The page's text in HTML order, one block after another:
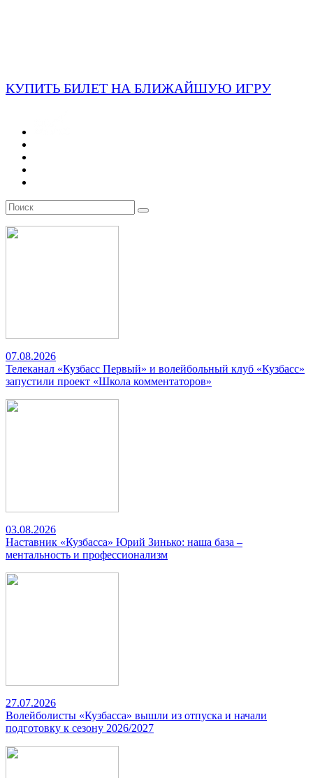
КУПИТЬ БИЛЕТ НА БЛИЖАЙШУЮ ИГРУ
07.08.2026
Телеканал «Кузбасс Первый» и волейбольный клуб «Кузбасс»
запустили проект «Школа комментаторов»
03.08.2026
Наставник «Кузбасса» Юрий Зинько: наша база –
ментальность и профессионализм
27.07.2026
Волейболисты «Кузбасса» вышли из отпуска и начали
подготовку к сезону 2026/2027